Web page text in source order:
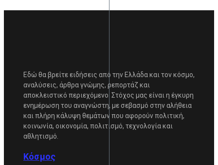
Εδώ θα βρείτε ειδήσεις από την Ελλάδα και τον κόσμο,
αναλύσεις, άρθρα γνώμης, ρεπορτάζ και
αποκλειστικό περιεχόμενο. Στόχος μας είναι η έγκυρη
ενημέρωση του αναγνώστη, με σεβασμό στην αλήθεια
και πλήρη κάλυψη θεμάτων που αφορούν πολιτική,
κοινωνία, οικονομία, πολιτισμό, τεχνολογία και
αθλητισμό.
Κόσμος